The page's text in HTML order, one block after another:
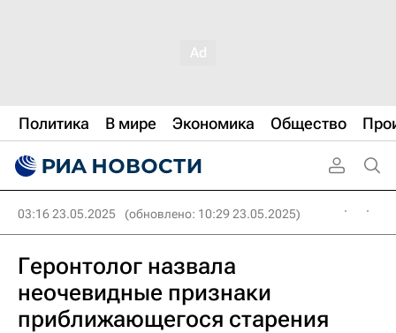
Политика В мире Экономика Общество
03:16 23.05.2025 (обновлено: 10:29 23.05.2025)
Геронтолог назвала
неочевидные признаки
приближающегося старения